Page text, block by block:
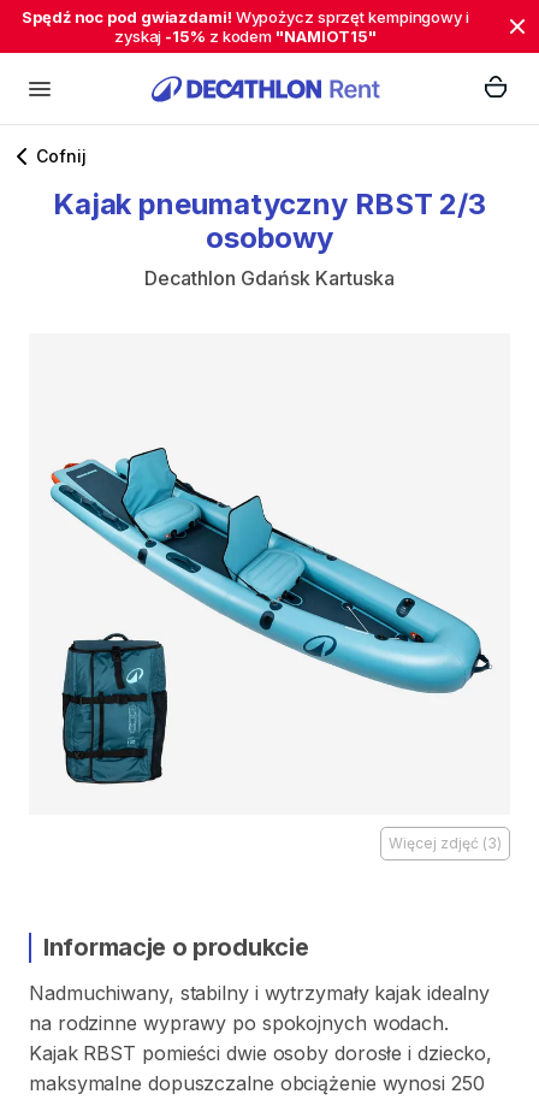
Spędź noc pod gwiazdami! Wypożycz sprzęt kempingowy i
zyskaj -15% z kodem "NAMIOT15"
Cofnij
Kajak pneumatyczny RBST 2​/​3
osobowy
Decathlon Gdańsk Kartuska
Więcej zdjęć (3)
Informacje o produkcie
Nadmuchiwany​,​ stabilny i wytrzymały kajak idealny
na rodzinne wyprawy po spokojnych wodach.
Kajak RBST pomieści dwie osoby dorosłe i dziecko​,​
maksymalne dopuszczalne obciążenie wynosi 250